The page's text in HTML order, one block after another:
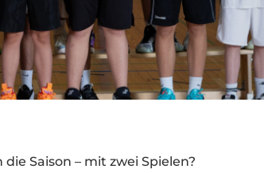
Saison – mit zwei Spielen?